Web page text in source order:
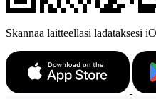
Skannaa laitteellasi ladataksesi